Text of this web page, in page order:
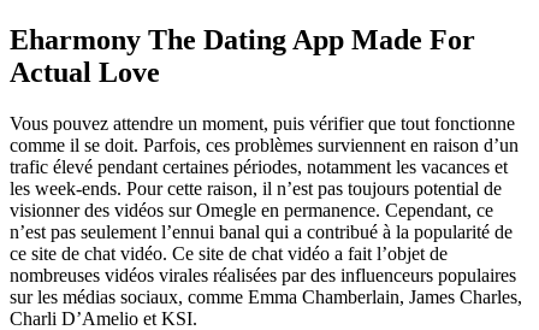
Eharmony The Dating App Made For
Actual Love
Vous pouvez attendre un moment, puis vérifier que tout fonctionne
comme il se doit. Parfois, ces problèmes surviennent en raison d’un
trafic élevé pendant certaines périodes, notamment les vacances et
les week-ends. Pour cette raison, il n’est pas toujours potential de
visionner des vidéos sur Omegle en permanence. Cependant, ce
n’est pas seulement l’ennui banal qui a contribué à la popularité de
ce site de chat vidéo. Ce site de chat vidéo a fait l’objet de
nombreuses vidéos virales réalisées par des influenceurs populaires
sur les médias sociaux, comme Emma Chamberlain, James Charles,
Charli D’Amelio et KSI.